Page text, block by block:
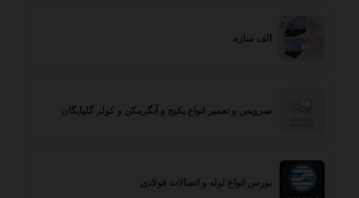
الف سازه
سرویس و تعمیر انواع پکیج و آبگرمکن و کولر گلپایگان
بورس انواع لوله و اتصالات فولادی